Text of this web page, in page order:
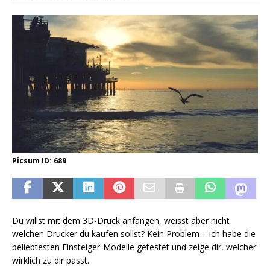
Picsum ID: 689
Du willst mit dem 3D-Druck anfangen, weisst aber nicht
welchen Drucker du kaufen sollst? Kein Problem – ich habe die
beliebtesten Einsteiger-Modelle getestet und zeige dir, welcher
wirklich zu dir passt.